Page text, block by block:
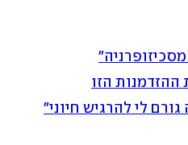
הזו
לי להרגיש חיוני"